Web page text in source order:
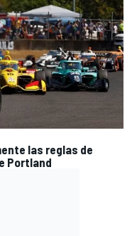
las reglas de
Portland